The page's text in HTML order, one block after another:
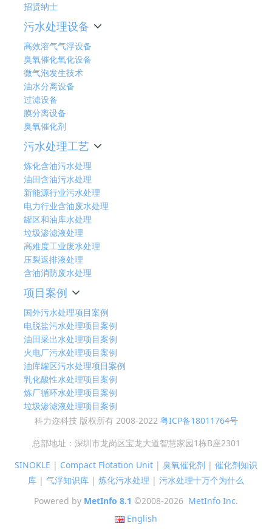
招贤纳士
污水处理设备
高效溶气气浮设备
臭氧催化氧化设备
微气泡发生技术
油水分离设备
过滤设备
膜分离设备
臭氧催化剂
污水处理工艺
炼化含油污水处理
油田含油污水处理
新能源行业污水处理
电力行业含油废水处理
罐区和油库水处理
垃圾渗滤液处理
高难度工业废水处理
压裂返排液处理
含油消防废水处理
项目案例
国外污水处理项目案例
电脱盐污水处理项目案例
油田采出水处理项目案例
火电厂污水处理项目案例
油库罐区污水处理项目案例
乳化酸性水处理项目案例
炼厂循环水处理项目案例
垃圾渗滤液处理项目案例
科力迩科技 版权所有 2008-2022 粤ICP备18011764号
总部地址：深圳市龙岗区宝龙大道智慧家园1栋B座2301
SINOKLE | Compact Flotation Unit | 臭氧催化剂 | 催化剂知识
库 | 气浮知识库 | 炼化污水处理 | 污水处理十万个为什么
Powered by MetInfo 8.1 ©2008-2026 MetInfo Inc.
English